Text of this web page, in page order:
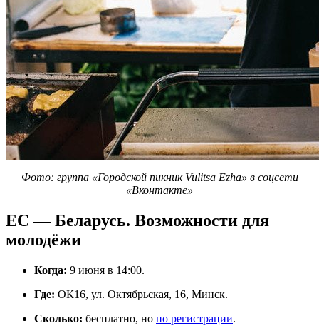
Фото: группа «Городской пикник Vulitsa Ezha» в соцсети
«Вконтакте»
ЕС — Беларусь. Возможности для
молодёжи
Когда: 9 июня в 14:00.
Где: ОК16, ул. Октябрьская, 16, Минск.
Сколько: бесплатно, но по регистрации.